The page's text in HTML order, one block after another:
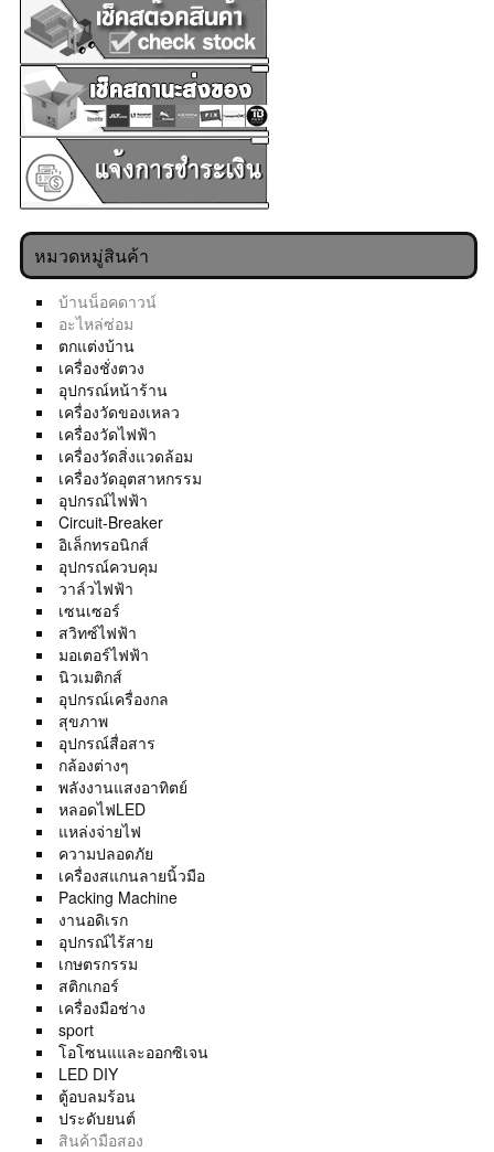
หมวดหมู่สินค้า
บ้านน็อคดาวน์
อะไหล่ซ่อม
ตกแต่งบ้าน
เครื่องชั่งตวง
อุปกรณ์หน้าร้าน
เครื่องวัดของเหลว
เครื่องวัดไฟฟ้า
เครื่องวัดสิ่งแวดล้อม
เครื่องวัดอุตสาหกรรม
อุปกรณ์ไฟฟ้า
Circuit-Breaker
อิเล็กทรอนิกส์
อุปกรณ์ควบคุม
วาล์วไฟฟ้า
เซนเซอร์
สวิทซ์ไฟฟ้า
มอเตอร์ไฟฟ้า
นิวเมติกส์
อุปกรณ์เครื่องกล
สุขภาพ
อุปกรณ์สื่อสาร
กล้องต่างๆ
พลังงานแสงอาทิตย์
หลอดไฟLED
แหล่งจ่ายไฟ
ความปลอดภัย
เครื่องสแกนลายนิ้วมือ
Packing Machine
งานอดิเรก
อุปกรณ์ไร้สาย
เกษตรกรรม
สติกเกอร์
เครื่องมือช่าง
sport
โอโซนแและออกซิเจน
LED DIY
ตู้อบลมร้อน
ประดับยนต์
สินค้ามือสอง